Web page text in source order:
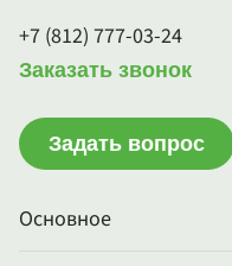
Основное
+7 (812) 777-03-24
Заказать звонок
Задать вопрос